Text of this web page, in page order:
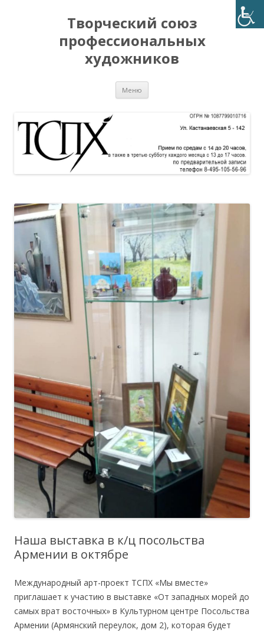
Творческий союз
профессиональных
художников
Меню
Наша выставка в к/ц посольства
Армении в октябре
Международный арт-проект ТСПХ «Мы вместе»
приглашает к участию в выставке «От западных морей до
самых врат восточных» в Культурном центре Посольства
Армении (Армянский переулок, дом 2), которая будет